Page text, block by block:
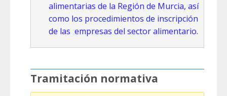
alimentarias de la Región de Murcia, así
como los procedimientos de inscripción
de las empresas del sector alimentario.
Tramitación normativa